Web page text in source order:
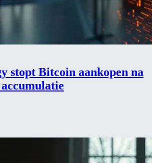
stopt Bitcoin aankopen na